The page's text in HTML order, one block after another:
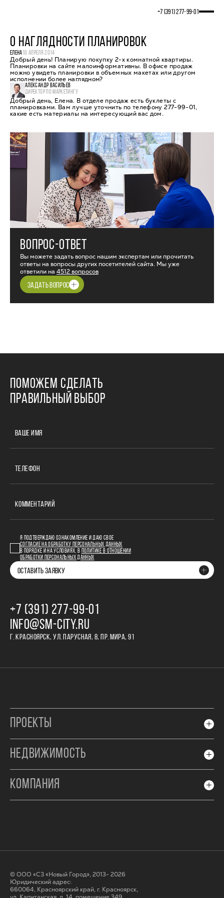
+7 (391) 277‒99‒01
О НАГЛЯДНОСТИ ПЛАНИРОВОК
ЕЛЕНА10 АПРЕЛЯ 2014
Добрый день! Планирую покупку 2-х комнатной квартиры.
Планировки на сайте малоинформативны. В офисе продаж
можно увидеть планировки в объемных макетах или другом
исполнении более наглядном?
АЛЕКСАНДР ВАСИЛЬЕВ
ДИРЕКТОР ПО МАРКЕТИНГУ
Добрый день, Елена. В отделе продаж есть буклеты с
планировками. Вам лучше уточнить по телефону 277-99-01,
какие есть материалы на интересующий вас дом.
ВОПРОС-ОТВЕТ
Вы можете задать вопрос нашим экспертам или прочитать
ответы на вопросы других посетителей сайта. Мы уже
ответили на 4512 вопросов
ЗАДАТЬ ВОПРОС
ПОМОЖЕМ СДЕЛАТЬ
ПРАВИЛЬНЫЙ ВЫБОР
ВАШЕ ИМЯ
ТЕЛЕФОН
КОММЕНТАРИЙ
Я ПОДТВЕРЖДАЮ ОЗНАКОМЛЕНИЕ И ДАЮ СВОЕ
СОГЛАСИЕ НА ОБРАБОТКУ ПЕРСОНАЛЬНЫХ ДАННЫХ
В ПОРЯДКЕ И НА УСЛОВИЯХ, В
ПОЛИТИКЕ В ОТНОШЕНИИ
ОБРАБОТКИ ПЕРСОНАЛЬНЫХ ДАННЫХ
ОСТАВИТЬ ЗАЯВКУ
+7 (391) 277‒99‒01
INFO@SM-CITY.RU
Г. КРАСНОЯРСК, УЛ. ПАРУСНАЯ, 8, ПР. МИРА, 91
ПРОЕКТЫ
НЕДВИЖИМОСТЬ
КОМПАНИЯ
© ООО «СЗ «Новый Город», 2013- 2026
Юридический адрес:
660064, Красноярский край, г. Красноярск,